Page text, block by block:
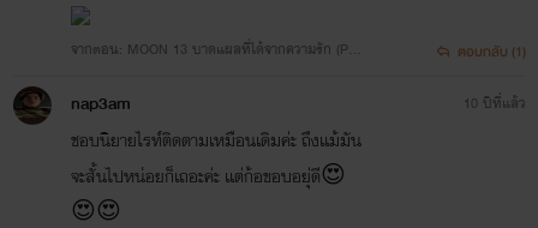
ฝากคอมเม้นต์เป็นกำลังใจให้เค้าด้วยนะตัวเอง!
จากตอน: MOON 13 บาดแผลที่ได้จากความรัก (PG 1
ตอบกลับ (1)
nap3am
ชอบนิยายไรท์ติดตามเหมือนเดิมค่ะ ถึงเเม้มัน
จะสั้นไปหน่อยก็เถอะค่ะ เเต่ก้อขอบอยุ่ดี😍
😍😍
10 ปีที่แล้ว